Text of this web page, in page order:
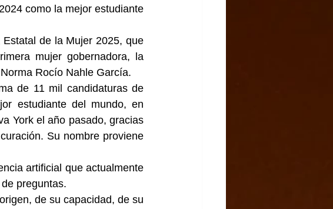
como la mejor estudiante
de la Mujer 2025, que
mujer gobernadora, la
Rocío Nahle García.
de 11 mil candidaturas de
estudiante del mundo, en
York el año pasado, gracias
Su nombre proviene
artificial que actualmente
preguntas.
de su capacidad, de su